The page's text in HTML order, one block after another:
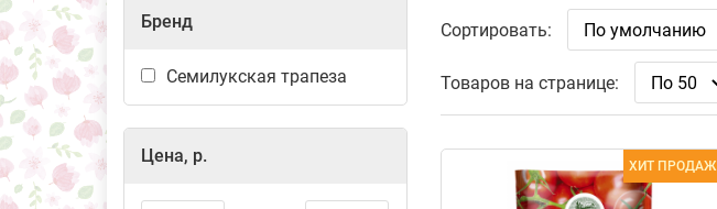
Бренд
Семилукская трапеза
Цена, р.
Сортировать:
Товаров на странице:
ХИТ ПРОДАЖ